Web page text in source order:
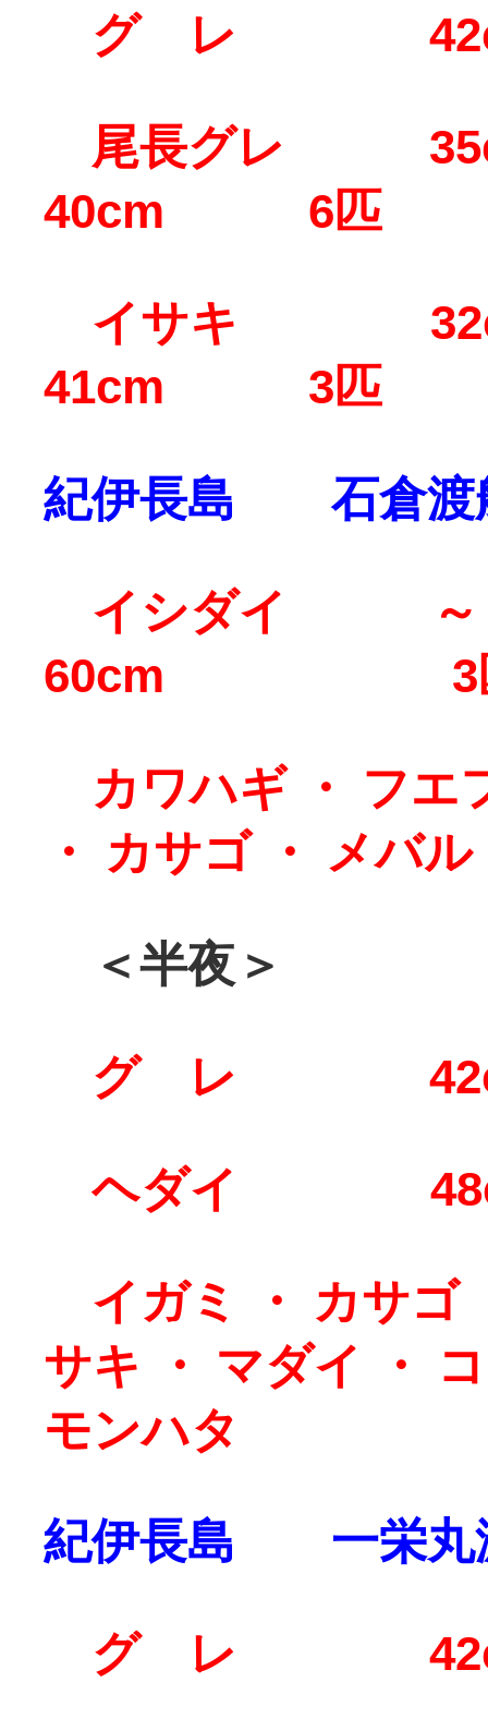
グ レ
尾長グレ
40cm 6匹
イサキ
41cm 3匹
紀伊長島 石倉渡
イシダイ ～
60cm 3
カワハギ ・ フエ
・ カサゴ ・ メバ
＜半夜＞
グ レ
ヘダイ
イガミ ・ カサゴ
サキ ・ マダイ ・
モンハタ
紀伊長島 一栄丸
グ レ